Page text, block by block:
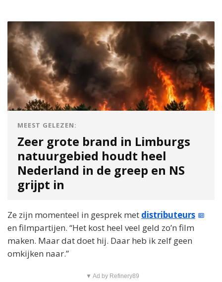
MEEST GELEZEN:
Zeer grote brand in Limburgs
natuurgebied houdt heel
Nederland in de greep en NS
grijpt in
Ze zijn momenteel in gesprek met distributeurs
en filmpartijen. “Het kost heel veel geld zo’n film
maken. Maar dat doet hij. Daar heb ik zelf geen
omkijken naar.”
▼ Ad by Refinery89